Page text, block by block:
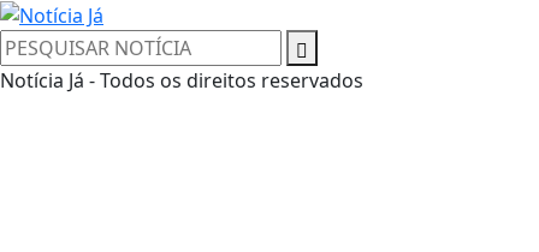
Notícia Já - Todos os direitos reservados